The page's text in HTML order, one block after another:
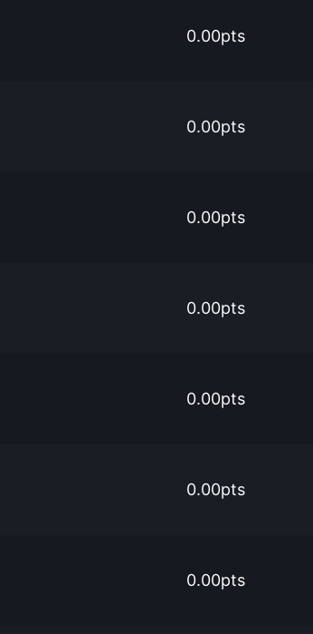
0.00pts
0.00pts
0.00pts
0.00pts
0.00pts
0.00pts
0.00pts